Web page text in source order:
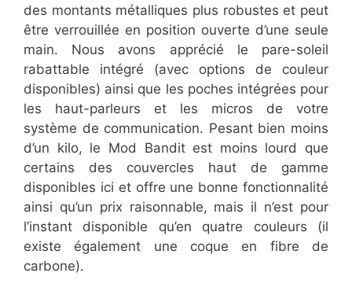
des montants métalliques plus robustes et peut
être verrouillée en position ouverte d’une seule
main. Nous avons apprécié le pare-soleil
rabattable intégré (avec options de couleur
disponibles) ainsi que les poches intégrées pour
les haut-parleurs et les micros de votre
système de communication. Pesant bien moins
d’un kilo, le Mod Bandit est moins lourd que
certains des couvercles haut de gamme
disponibles ici et offre une bonne fonctionnalité
ainsi qu’un prix raisonnable, mais il n’est pour
l’instant disponible qu’en quatre couleurs (il
existe également une coque en fibre de
carbone).